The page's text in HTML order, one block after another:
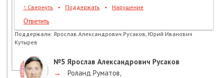
↑ Свернуть • Поддержать • Нарушение
Ответить
Поддержали: Ярослав Александрович Русаков, Юрий Иванович
Кутырев
№5 Ярослав Александрович Русаков
→
Роланд Руматов